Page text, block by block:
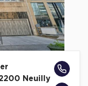
Neuilly